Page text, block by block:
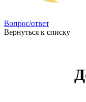
Вопрос/ответ
Вернуться к списку